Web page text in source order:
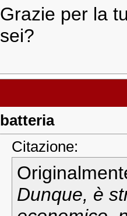
Grazie per la
sei?
batteria
Citazione:
Dunque, è